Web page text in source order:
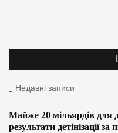
Недавні записи
Майже 20 мільярдів для
результати детінізації за